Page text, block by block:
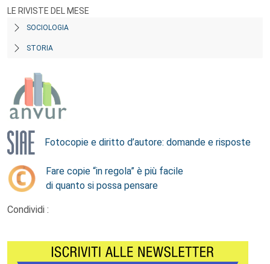
LE RIVISTE DEL MESE
SOCIOLOGIA
STORIA
Fotocopie e diritto d’autore: domande e risposte
Fare copie “in regola” è più facile
di quanto si possa pensare
Condividi :